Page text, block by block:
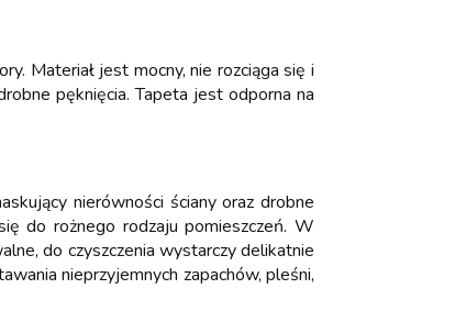
Materiał jest mocny, nie rozciąga się i
pęknięcia. Tapeta jest odporna na
nierówności ściany oraz drobne
do rożnego rodzaju pomieszczeń. W
do czyszczenia wystarczy delikatnie
nieprzyjemnych zapachów, pleśni,